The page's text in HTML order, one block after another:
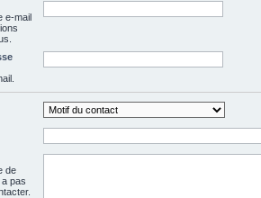
e-mail
de
pas